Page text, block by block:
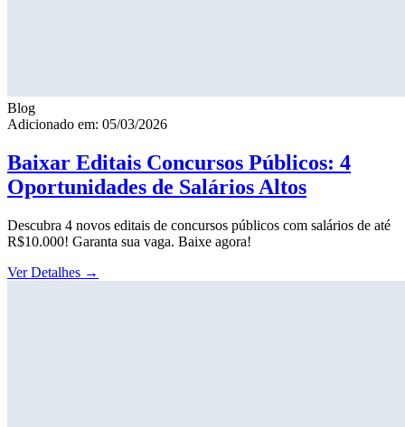
Blog
Adicionado em: 05/03/2026
Baixar Editais Concursos Públicos: 4
Oportunidades de Salários Altos
Descubra 4 novos editais de concursos públicos com salários de até
R$10.000! Garanta sua vaga. Baixe agora!
Ver Detalhes →